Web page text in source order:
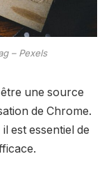
– Pexels
une source
de Chrome.
est essentiel de